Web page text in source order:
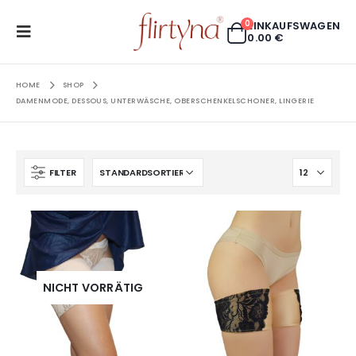
0EINKAUFSWAGEN
0.00 €
HOME
SHOP
DAMENMODE, DESSOUS, UNTERWÄSCHE, OBERSCHENKELSCHONER, LINGERIE
FILTER
NICHT VORRÄTIG